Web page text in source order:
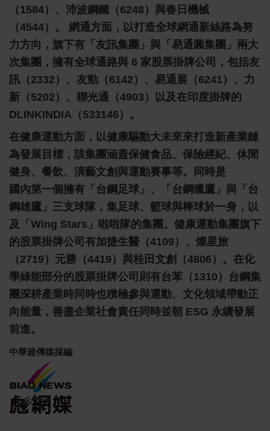
（1584）、沛波鋼鐵（6248）與春日機械
（4544）。
網通方面，以打造全球網通新絲路為努
力方向，旗下有「友訊集團」與「易通圓集團」兩大
次集團，擁有全球通路與 6 家股票掛牌公司，包括友
訊 （2332）、友勁（6142）、易通展（6241）、力
新（5202）、聯光通（4903）以及在印度掛牌的
DLINKINDIA（533146）。
在健康運動方面，以健康驅動大未來來打造新產業鏈
為發展目標，該集團涵蓋保健食品、保險經紀、休閒
健身、餐飲、演藝文創與運動賽事等。同時是
國內第一個擁有「台鋼足球」、「台鋼獵鷹」與「台
鋼雄鷹」三支球隊，集足球、籃球與棒球於一身，以
及「Wing Stars」啦啦隊的集團。健康運動集團旗下
的股票掛牌公司有加捷生醫（4109）、燦星旅
（2719）元勝（4419）與桂田文創（4806）。在化
學綠能部分的股票掛牌公司則有台苯（1310）台鋼集
團深耕產業時同時也積極參與運動、文化領域帶動正
向能量，善盡企業社會責任同時並朝 ESG 永續發展
前進。
中華超傳媒採編